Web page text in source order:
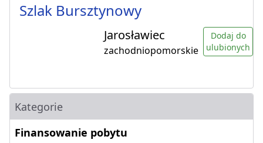
Szlak Bursztynowy
Jarosławiec
zachodniopomorskie
Dodaj do
ulubionych
Kategorie
Finansowanie pobytu